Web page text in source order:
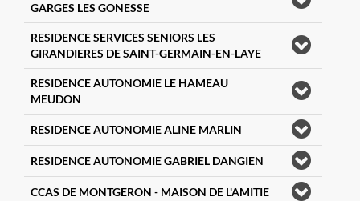
GARGES LES GONESSE
RESIDENCE SERVICES SENIORS LES
GIRANDIERES DE SAINT-GERMAIN-EN-LAYE
RESIDENCE AUTONOMIE LE HAMEAU
MEUDON
RESIDENCE AUTONOMIE ALINE MARLIN
RESIDENCE AUTONOMIE GABRIEL DANGIEN
CCAS DE MONTGERON - MAISON DE L'AMITIE